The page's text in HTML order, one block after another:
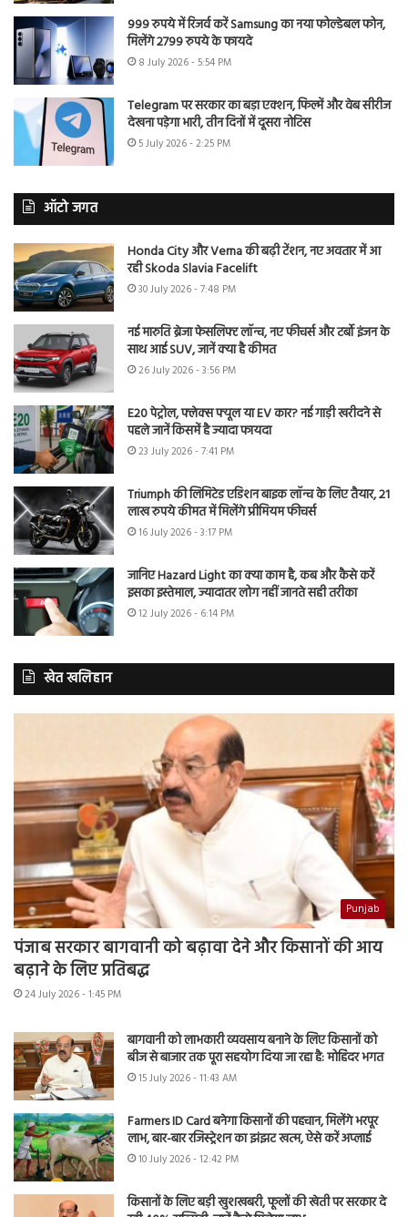
999 रुपये में रिजर्व करें Samsung का नया फोल्डेबल फोन,
मिलेंगे 2799 रुपये के फायदे
8 July 2026 - 5:54 PM
Telegram पर सरकार का बड़ा एक्शन, फिल्में और वेब सीरीज
देखना पड़ेगा भारी, तीन दिनों में दूसरा नोटिस
5 July 2026 - 2:25 PM
ऑटो जगत
Honda City और Verna की बढ़ी टेंशन, नए अवतार में आ
रही Skoda Slavia Facelift
30 July 2026 - 7:48 PM
नई मारुति ब्रेजा फेसलिफ्ट लॉन्च, नए फीचर्स और टर्बो इंजन के
साथ आई SUV, जानें क्या है कीमत
26 July 2026 - 3:56 PM
E20 पेट्रोल, फ्लेक्स फ्यूल या EV कार? नई गाड़ी खरीदने से
पहले जानें किसमें है ज्यादा फायदा
23 July 2026 - 7:41 PM
Triumph की लिमिटेड एडिशन बाइक लॉन्च के लिए तैयार, 21
लाख रुपये कीमत में मिलेंगे प्रीमियम फीचर्स
16 July 2026 - 3:17 PM
जानिए Hazard Light का क्या काम है, कब और कैसे करें
इसका इस्तेमाल, ज्यादातर लोग नहीं जानते सही तरीका
12 July 2026 - 6:14 PM
खेत खलिहान
Punjab
पंजाब सरकार बागवानी को बढ़ावा देने और किसानों की आय
बढ़ाने के लिए प्रतिबद्ध
24 July 2026 - 1:45 PM
बागवानी को लाभकारी व्यवसाय बनाने के लिए किसानों को
बीज से बाजार तक पूरा सहयोग दिया जा रहा है: मोहिंदर भगत
15 July 2026 - 11:43 AM
Farmers ID Card बनेगा किसानों की पहचान, मिलेंगे भरपूर
लाभ, बार-बार रजिस्ट्रेशन का झंझट खत्म, ऐसे करें अप्लाई
10 July 2026 - 12:42 PM
किसानों के लिए बड़ी खुशखबरी, फूलों की खेती पर सरकार दे